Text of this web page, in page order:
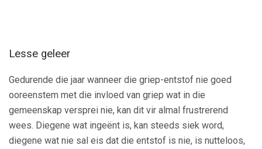
Lesse geleer
Gedurende die jaar wanneer die griep-entstof nie goed
ooreenstem met die invloed van griep wat in die
gemeenskap versprei nie, kan dit vir almal frustrerend
wees. Diegene wat ingeënt is, kan steeds siek word,
diegene wat nie sal eis dat die entstof is nie, is nutteloos,